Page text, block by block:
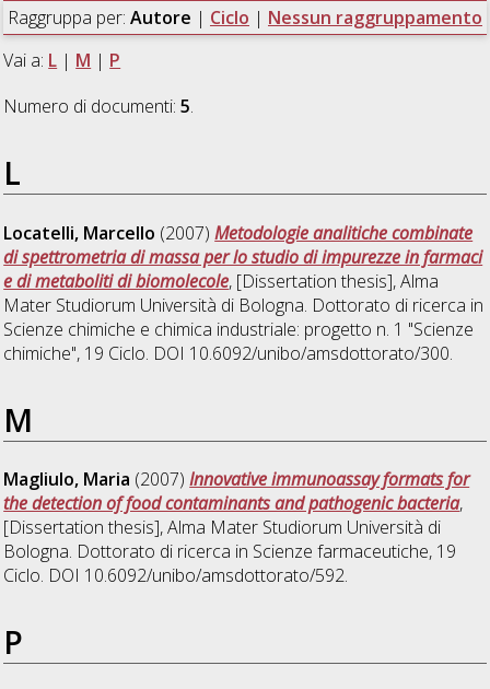
Raggruppa per: Autore | Ciclo | Nessun raggruppamento
Vai a: L | M | P
Numero di documenti:5.
L
Locatelli, Marcello (2007)Metodologie analitiche combinate
di spettrometria di massa per lo studio di impurezze in farmaci
e di metaboliti di biomolecole, [Dissertation thesis], Alma
Mater Studiorum Università di Bologna. Dottorato di ricerca in
Scienze chimiche e chimica industriale: progetto n. 1 "Scienze
chimiche", 19 Ciclo. DOI 10.6092/unibo/amsdottorato/300.
M
Magliulo, Maria (2007)Innovative immunoassay formats for
the detection of food contaminants and pathogenic bacteria,
[Dissertation thesis], Alma Mater Studiorum Università di
Bologna. Dottorato di ricerca in Scienze farmaceutiche, 19
Ciclo. DOI 10.6092/unibo/amsdottorato/592.
P